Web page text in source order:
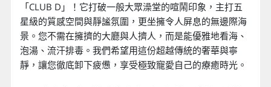
「CLUB D」！它打破一般大眾澡堂的喧鬧印象，主打五
星級的質感空間與靜謐氛圍，更坐擁令人屏息的無邊際海
景。您不需在擁擠的大廳與人擠人，而是能優雅地看海、
泡湯、流汗排毒。我們希望用這份超越傳統的奢華與寧
靜，讓您徹底卸下疲憊，享受極致寵愛自己的療癒時光。